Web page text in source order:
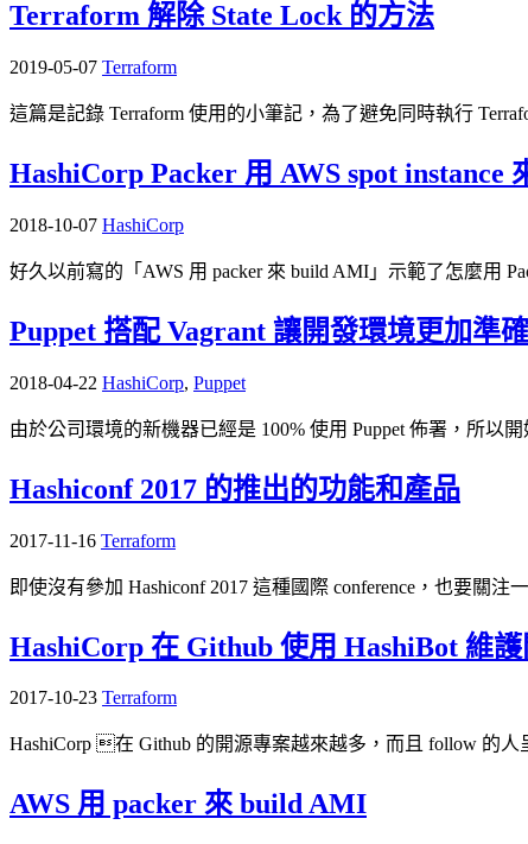
Terraform 解除 State Lock 的方法
2019-05-07 Terraform
這篇是記錄 Terraform 使用的小筆記，為了避免同時執行
HashiCorp Packer 用 AWS spot instance
2018-10-07 HashiCorp
好久以前寫的「AWS 用 packer 來 build AMI」示範了怎麼用
Puppet 搭配 Vagrant 讓開發環境更加準確
2018-04-22 HashiCorp, Puppet
由於公司環境的新機器已經是 100% 使用 Puppet 佈署，所以
Hashiconf 2017 的推出的功能和產品
2017-11-16 Terraform
即使沒有參加 Hashiconf 2017 這種國際 conference，也要關
HashiCorp 在 Github 使用 HashiBot 維
2017-10-23 Terraform
HashiCorp 在 Github 的開源專案越來越多，而且 follow 的
AWS 用 packer 來 build AMI